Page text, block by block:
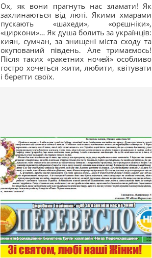
Ох, як вони прагнуть нас зламати! Як
захлинаються від люті. Якими хмарами
пускають «шахеди», «орєшніки»,
«циркони»… Як душа болить за українців:
киян, сумчан, за знищені міста сходу та
окупований південь. Але тримаємось!
Після таких «ракетних ночей» особливо
гостро хочеться жити, любити, квітувати
і берегти своїх.